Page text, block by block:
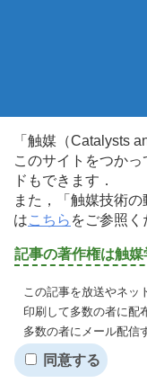
「触媒（Catalysts
このサイトをつか
ドもできます．
また，「触媒技術
はこちら をご参照く
記事の著作権は触媒
この記事を放送やネッ
印刷して多数の者に配
多数の者にメール配信
同意する